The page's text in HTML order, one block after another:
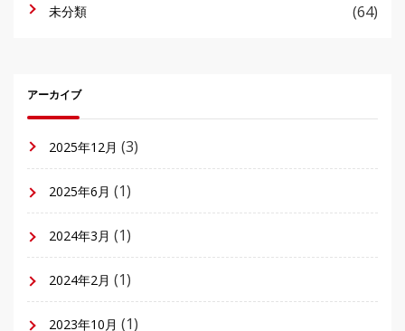
未分類 (64)
アーカイブ
2025年12月 (3)
2025年6月 (1)
2024年3月 (1)
2024年2月 (1)
2023年10月 (1)